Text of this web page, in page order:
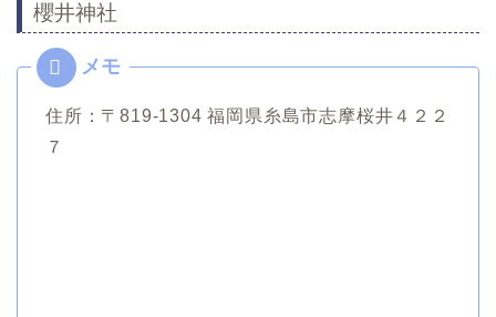
櫻井神社
住所：〒819-1304 福岡県糸島市志摩桜井４２２
７